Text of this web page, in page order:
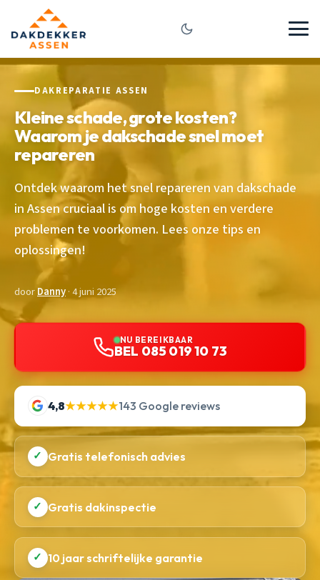
DAKREPARATIE ASSEN
Kleine schade, grote kosten?
Waarom je dakschade snel moet
repareren
Ontdek waarom het snel repareren van dakschade
in Assen cruciaal is om hoge kosten en verdere
problemen te voorkomen. Lees onze tips en
oplossingen!
doorDanny· 4 juni 2025
NU BEREIKBAAR
BEL 085 019 10 73
4,8★★★★★143 Google reviews
✓ Gratis telefonisch advies
✓ Gratis dakinspectie
✓ 10 jaar schriftelijke garantie